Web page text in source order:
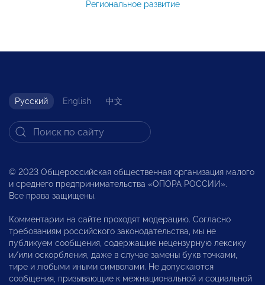
Региональное развитие
Русский English 中文
© 2023 Общероссийская общественная организация малого
и среднего предпринимательства «ОПОРА РОССИИ».
Все права защищены.
Комментарии на сайте проходят модерацию. Согласно
требованиям российского законодательства, мы не
публикуем сообщения, содержащие нецензурную лексику
и/или оскорбления, даже в случае замены букв точками,
тире и любыми иными символами. Не допускаются
сообщения, призывающие к межнациональной и социальной